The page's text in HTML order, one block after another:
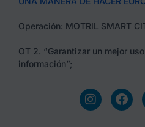
Operación: MOTRIL SMART
OT 2. “Garantizar un mejor
información”;